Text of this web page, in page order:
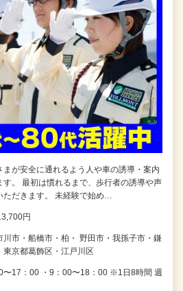
まが安全に通れるよう人や車の誘導・案内
す。 最初は慣れるまで、歩行者の誘導や声
ただきます。 未経験で始め…
円
川市・船橋市・柏・ 野田市・我孫子市・鎌
東京都葛飾区・江戸川区
〜17：00 ・9：00〜18：00 ※1日8時間 週